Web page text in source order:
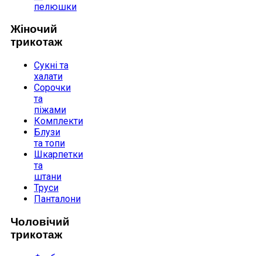
пелюшки
Жіночий
трикотаж
Сукні та
халати
Сорочки
та
піжами
Комплекти
Блузи
та топи
Шкарпетки
та
штани
Труси
Панталони
Чоловічий
трикотаж